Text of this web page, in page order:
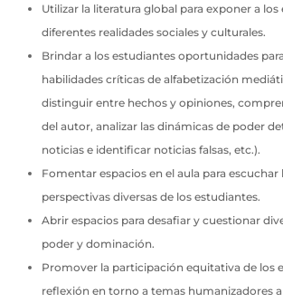
Utilizar la literatura global para exponer a los
diferentes realidades sociales y culturales.
Brindar a los estudiantes oportunidades
habilidades críticas de alfabetización
distinguir entre hechos y opiniones,
del autor, analizar las dinámicas de poder
noticias e identificar noticias falsas, etc.).
Fomentar espacios en el aula para escuchar
perspectivas diversas de los estudiantes.
Abrir espacios para desafiar y cuestionar
poder y dominación.
Promover la participación equitativa de los
reflexión en torno a temas humanizadores a